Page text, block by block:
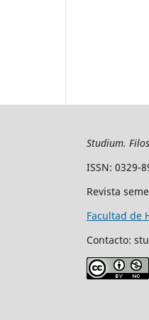
Studium.
ISSN: 0329-
Revista
Facultad de
Contacto: